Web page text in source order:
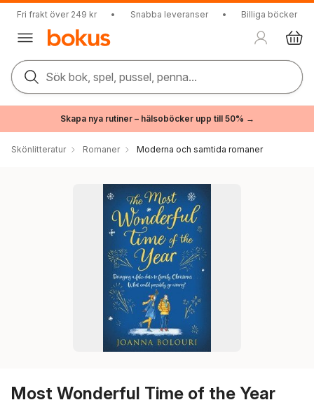
Fri frakt över 249 kr • Snabba leveranser • Billiga böcker
Sök bok, spel, pussel, penna...
Skapa nya rutiner – hälsoböcker upp till 50% →
Skönlitteratur Romaner Moderna och samtida romaner
Most Wonderful Time of the Year